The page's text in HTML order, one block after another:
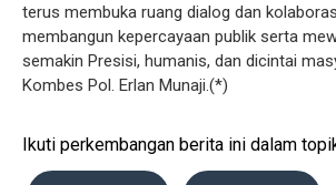
terus membuka ruang dialog dan
membangun kepercayaan publik serta
semakin Presisi, humanis, dan dicintai
Kombes Pol. Erlan Munaji.(*)
Ikuti perkembangan berita ini dalam